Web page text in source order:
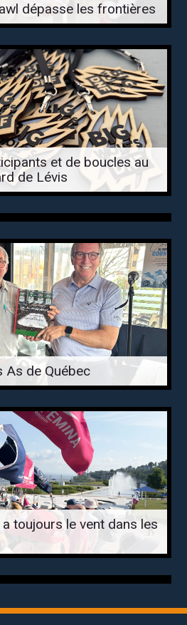
dépasse les frontières
et de boucles au
de Lévis
As de Québec
toujours le vent dans les